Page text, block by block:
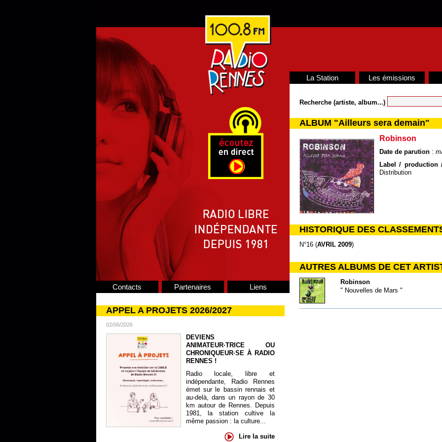
Contacts Partenaires Liens
APPEL A PROJETS 2026/2027
02/06/2026
DEVIENS
ANIMATEUR·TRICE OU
CHRONIQUEUR·SE À RADIO
RENNES !
Radio locale, libre et
indépendante, Radio Rennes
émet sur le bassin rennais et
au-delà, dans un rayon de 30
km autour de Rennes. Depuis
1981, la station cultive la
même passion : la culture...
Lire la suite
La Station Les émissions
Recherche (artiste, album...)
ALBUM "Ailleurs sera demain"
Robinson
Date de parution:
Label / production
Distribution
HISTORIQUE DES
N°16 (AVRIL 2009)
AUTRES ALBUMS DE CET
Robinson
" Nouvelles de Mars "